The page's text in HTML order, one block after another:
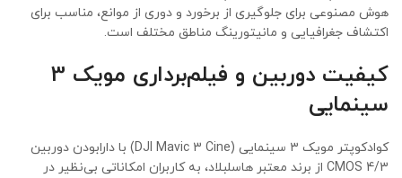
هوش مصنوعی برای جلوگیری از برخورد و دوری از موانع، مناسب برای
اکتشاف جغرافیایی و مانیتورینگ مناطق مختلف است.
کیفیت دوربین و فیلم‌برداری مویک 3
سینمایی
کوادکوپتر مویک ۳ سینمایی (DJI Mavic 3 Cine) با دارابودن دوربین
4/3 CMOS از برند معتبر هاسلبلاد، به کاربران امکاناتی بی‌نظیر در